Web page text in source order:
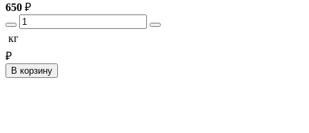
650 ₽
кг
₽
В корзину